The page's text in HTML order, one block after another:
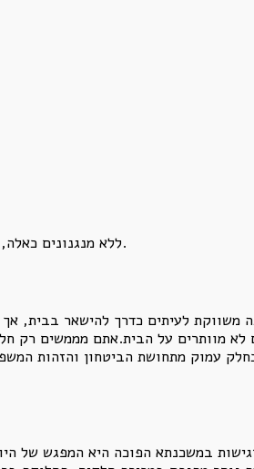
ללא מנגנונים כאלה, המוצר עלול להפוך למקור למחלוקות. עם מנגנונים נכונים, ניתן ליצור עסקה יציבה, ברורה והוגנת.
משווקת לעיתים כדרך להישאר בבית, אך
לא מוותרים על הבית.אתם מממשים רק
עמוק מתחושת הביטחון והזהות
במשכנתא הפוכה היא המפגש של